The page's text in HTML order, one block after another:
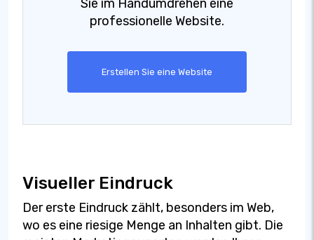
Sie im Handumdrehen eine
professionelle Website.
Erstellen Sie eine Website
Visueller Eindruck
Der erste Eindruck zählt, besonders im Web,
wo es eine riesige Menge an Inhalten gibt. Die